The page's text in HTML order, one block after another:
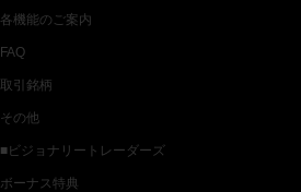
各機能のご案内
FAQ
取引銘柄
その他
■ビジョナリートレーダーズ
ボーナス特典